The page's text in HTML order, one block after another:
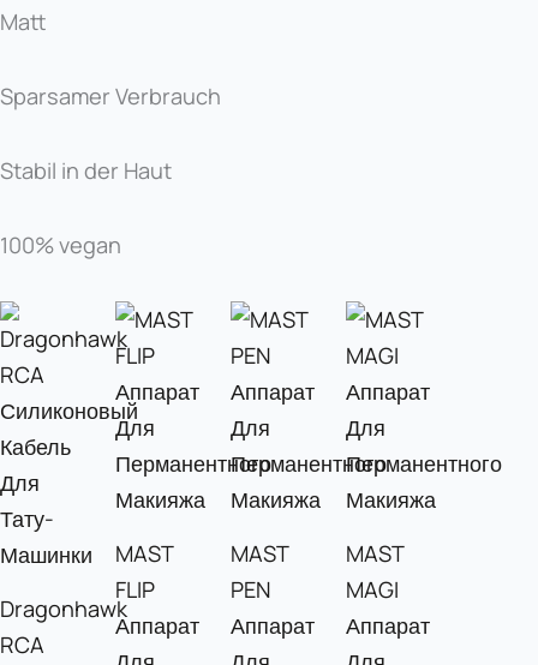
Matt
Sparsamer Verbrauch
Stabil in der Haut
100% vegan
Dragonhawk
RCA
MAST
FLIP
Аппарат
MAST
PEN
Аппарат
MAST
MAGI
Аппарат